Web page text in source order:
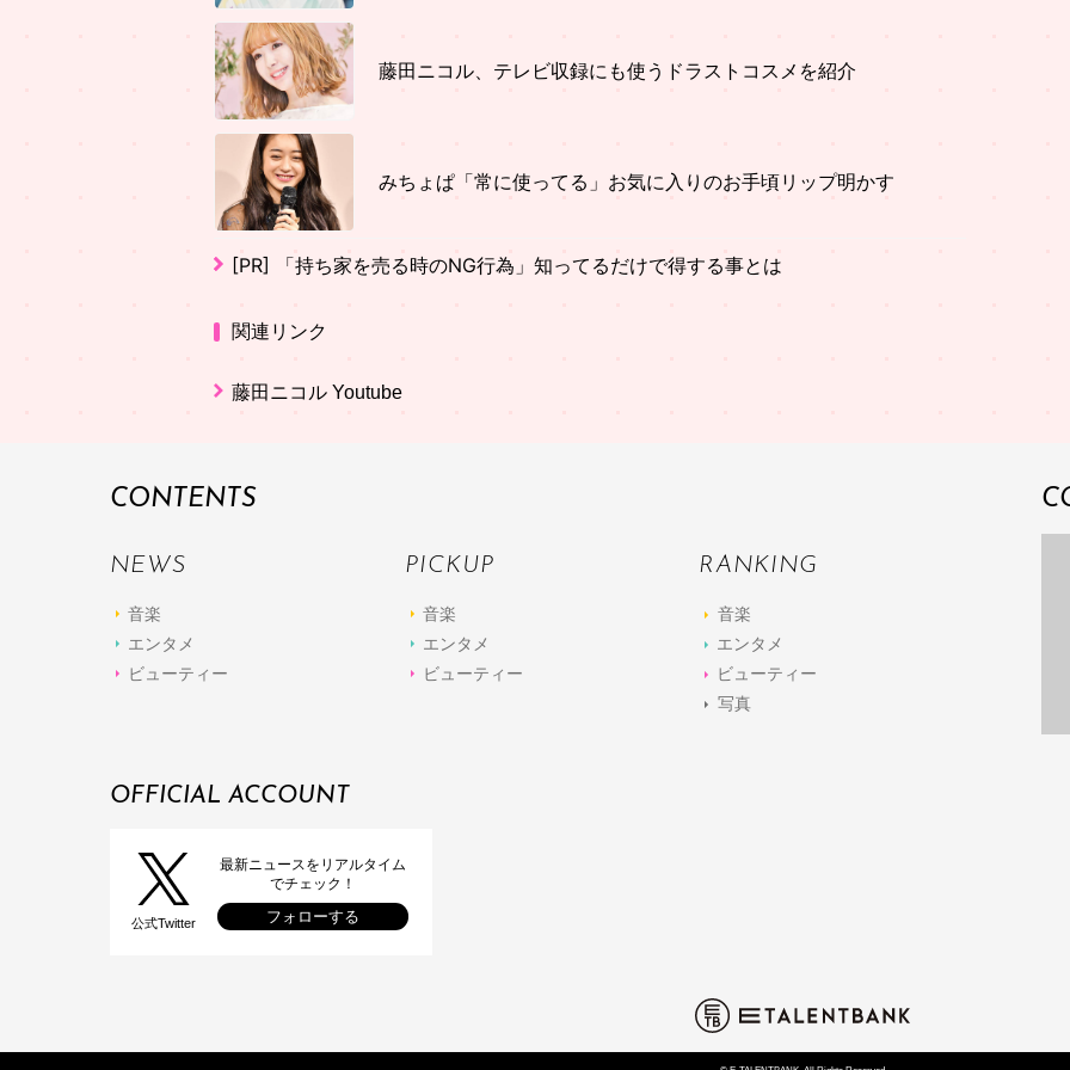
藤田ニコル、テレビ収録にも使うドラストコスメを紹介
みちょぱ「常に使ってる」お気に入りのお手頃リップ明かす
[PR] 「持ち家を売る時のNG行為」知ってるだけで得する事とは
関連リンク
藤田ニコル Youtube
CONTENTS
NEWS
音楽
エンタメ
ビューティー
PICKUP
音楽
エンタメ
ビューティー
RANKING
音楽
エンタメ
ビューティー
写真
OFFICIAL ACCOUNT
公式Twitter
最新ニュースをリアルタイム
でチェック！
フォローする